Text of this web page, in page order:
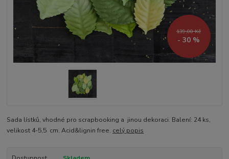
139,00 Kč
- 30 %
Sada lístků, vhodné pro scrapbooking a jinou dekoraci. Balení: 24 ks,
velikost 4-5,5 cm. Acid&lignin free. celý popis